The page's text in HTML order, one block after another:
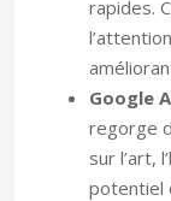
rapides.
Google
regorge
sur l’art,
potentiel